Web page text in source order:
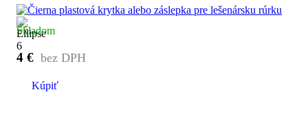
Skladom
4 €
Kúpiť